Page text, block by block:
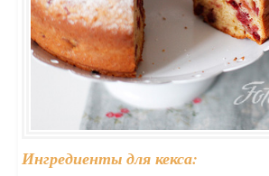
Ингредиенты для кекса: